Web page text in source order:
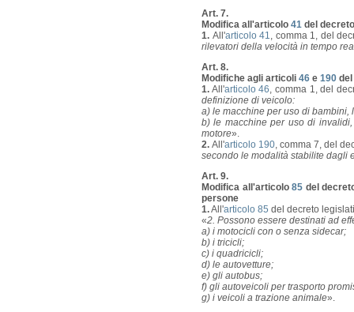
Art. 7.
Modifica all'articolo 41 del
1. All'articolo 41, comma 1, del
rilevatori della velocità in tempo
Art. 8.
Modifiche agli articoli 46 e 190
1. All'articolo 46, comma 1, del
definizione di veicolo:
a) le macchine per uso di
b) le macchine per uso di
motore».
2. All'articolo 190, comma 7, del
secondo le modalità stabilite dagli
Art. 9.
Modifica all'articolo85 del
persone
1.All'articolo 85 del decreto
«2. Possono essere destinati ad
a) i motocicli con o senza sidecar;
b) i tricicli;
c) i quadricicli;
d) le autovetture;
e) gli autobus;
f) gli autoveicoli per trasporto
g) i veicoli a trazione animale».